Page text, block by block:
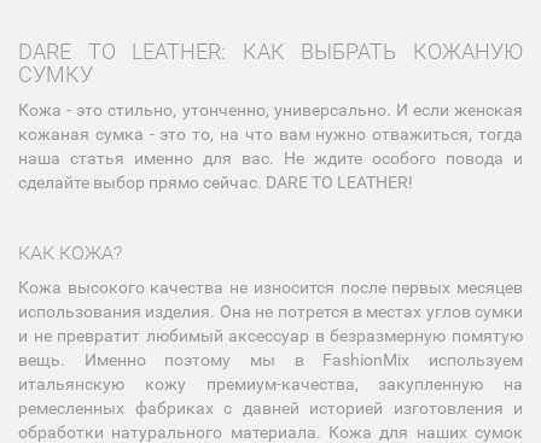
DARE TO LEATHER: КАК ВЫБРАТЬ КОЖАНУЮ
СУМКУ
Кожа - это стильно, утонченно, универсально. И если женская
кожаная сумка - это то, на что вам нужно отважиться, тогда
наша статья именно для вас. Не ждите особого повода и
сделайте выбор прямо сейчас. DARE TO LEATHER!
КАК КОЖА?
Кожа высокого качества не износится после первых месяцев
использования изделия. Она не потрется в местах углов сумки
и не превратит любимый аксессуар в безразмерную помятую
вещь. Именно поэтому мы в FashionMix используем
итальянскую кожу премиум-качества, закупленную на
ремесленных фабриках с давней историей изготовления и
обработки натурального материала. Кожа для наших сумок